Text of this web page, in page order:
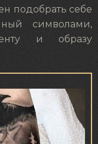
подобрать себе
символами,
и образу